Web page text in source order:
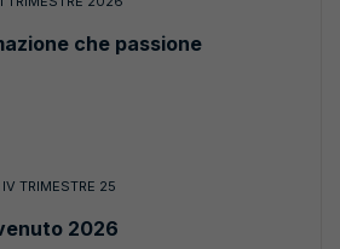
che passione
TRIMESTRE 25
2026